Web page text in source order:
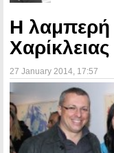
Η λαμπερή
27 January 2014 , 17:57